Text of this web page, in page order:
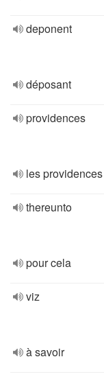
deponent
déposant
providences
les providences
thereunto
pour cela
viz
à savoir